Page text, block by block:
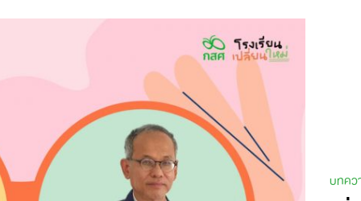
บทคว